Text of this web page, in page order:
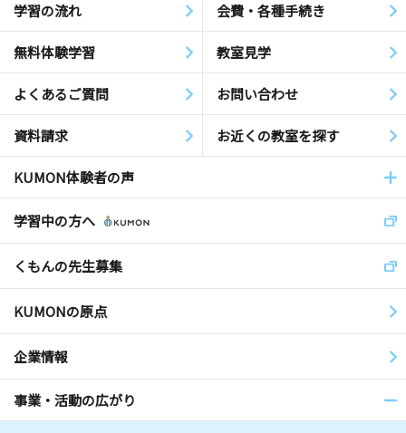
学習の流れ 会費・各種手続き
無料体験学習 教室見学
よくあるご質問 お問い合わせ
資料請求 お近くの教室を探す
KUMON体験者の声
学習中の方へ
くもんの先生募集
KUMONの原点
企業情報
事業・活動の広がり